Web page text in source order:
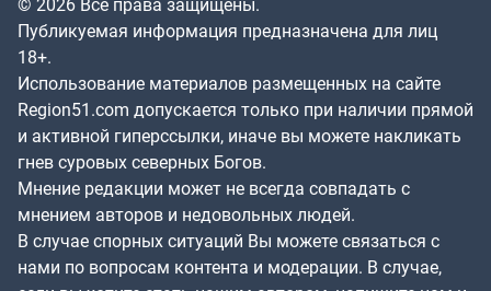
© 2026 Все права защищены.
Публикуемая информация предназначена для лиц
18+.
Использование материалов размещенных на сайте
Region51.com допускается только при наличии прямой
и активной гиперссылки, иначе вы можете накликать
гнев суровых северных Богов.
Мнение редакции может не всегда совпадать с
мнением авторов и недовольных людей.
В случае спорных ситуаций Вы можете связаться с
нами по вопросам контента и модерации. В случае,